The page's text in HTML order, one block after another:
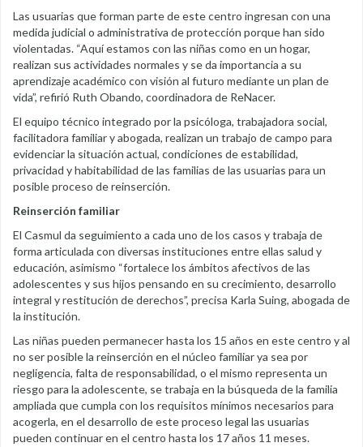
Las usuarias que forman parte de este centro ingresan con una
medida judicial o administrativa de protección porque han sido
violentadas. “Aquí estamos con las niñas como en un hogar,
realizan sus actividades normales y se da importancia a su
aprendizaje académico con visión al futuro mediante un plan de
vida”, refirió Ruth Obando, coordinadora de ReNacer.
El equipo técnico integrado por la psicóloga, trabajadora social,
facilitadora familiar y abogada, realizan un trabajo de campo para
evidenciar la situación actual, condiciones de estabilidad,
privacidad y habitabilidad de las familias de las usuarias para un
posible proceso de reinserción.
Reinserción familiar
El Casmul da seguimiento a cada uno de los casos y trabaja de
forma articulada con diversas instituciones entre ellas salud y
educación, asimismo “fortalece los ámbitos afectivos de las
adolescentes y sus hijos pensando en su crecimiento, desarrollo
integral y restitución de derechos”, precisa Karla Suing, abogada de
la institución.
Las niñas pueden permanecer hasta los 15 años en este centro y al
no ser posible la reinserción en el núcleo familiar ya sea por
negligencia, falta de responsabilidad, o el mismo representa un
riesgo para la adolescente, se trabaja en la búsqueda de la familia
ampliada que cumpla con los requisitos mínimos necesarios para
acogerla, en el desarrollo de este proceso legal las usuarias
pueden continuar en el centro hasta los 17 años 11 meses.